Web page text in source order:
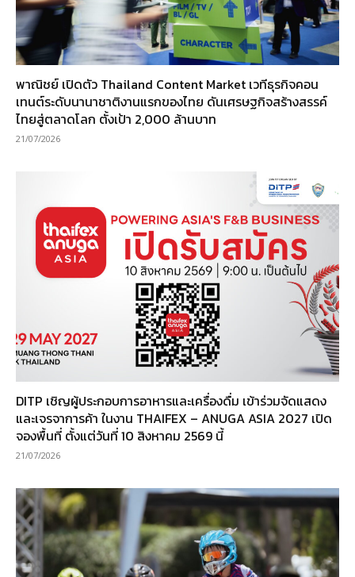
พาณิชย์ เปิดตัว Thailand Content Market เวทีธุรกิจคอน
เทนต์ระดับนานาชาติงานแรกของไทย ดันเศรษฐกิจสร้างสรรค์
ไทยสู่ตลาดโลก ตั้งเป้า 2,000 ล้านบาท
21/07/2026
DITP เชิญผู้ประกอบการอาหารและเครื่องดื่ม เข้าร่วมจัดแสดง
และเจรจาการค้า ในงาน THAIFEX – ANUGA ASIA 2027 เปิด
จองพื้นที่ ตั้งแต่วันที่ 10 สิงหาคม 2569 นี้
21/07/2026